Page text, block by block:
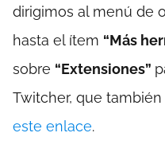
dirigimos al menú de
hasta el ítem “Más
sobre “Extensiones”
Twitcher, que
este enlace.